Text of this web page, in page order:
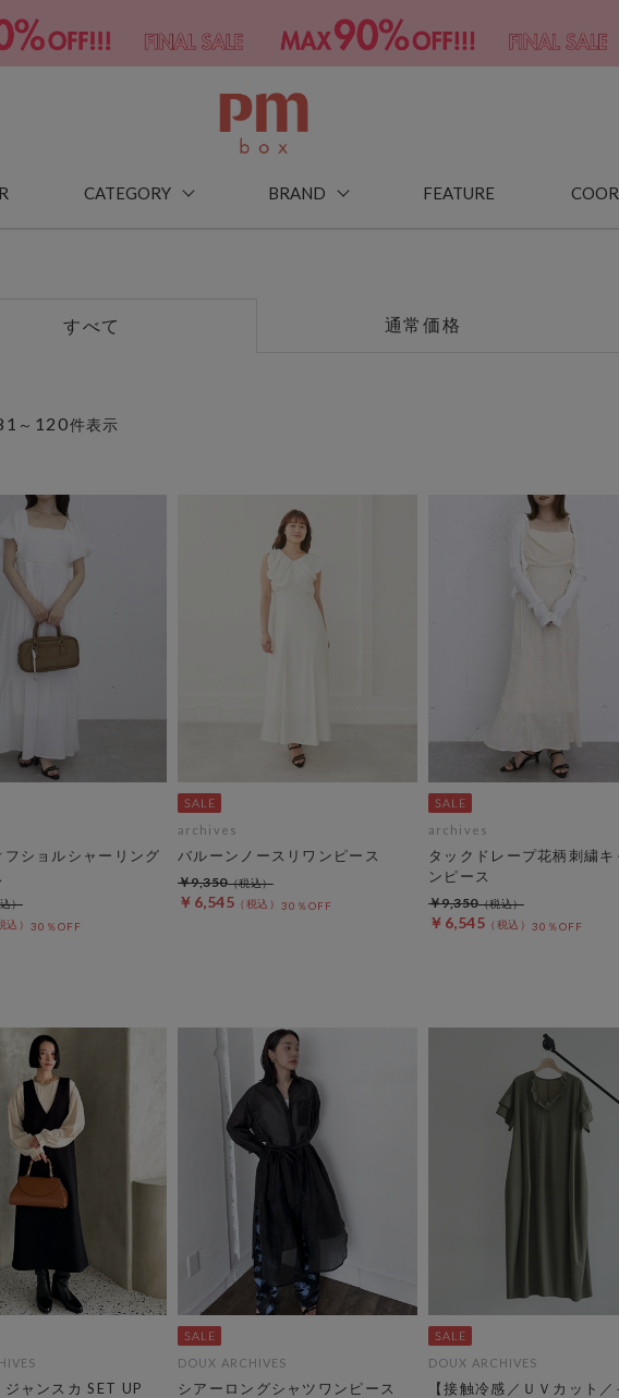
CATEGORY BRAND FEATURE
すべて 通常価格
～ 120件表示
フショルシャーリング
30％OFF
archives
バルーンノースリワンピース
￥6,545 30％OFF
￥9,350
archives
タックドレープ花柄刺繍キ
ンピース
￥6,545 30％OFF
￥9,350
ジャンスカ SET UP
DOUX ARCHIVES
シアーロングシャツワンピース
DOUX ARCHIVES
【接触冷感／ＵＶカット／